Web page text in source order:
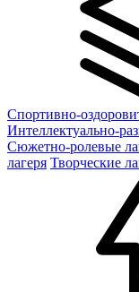
Спортивно-
Интеллектуально-
Сюжетно-ролевые
лагеря Творческие